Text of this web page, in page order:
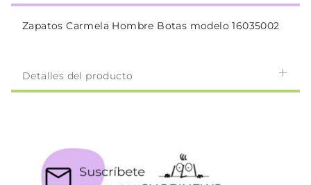
Zapatos Carmela Hombre Botas modelo 16035002
Detalles del producto